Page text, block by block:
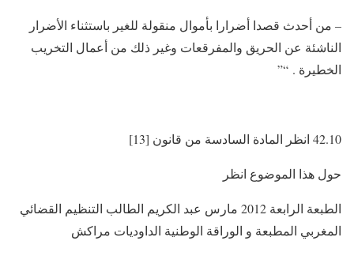
– من أحدث قصدا أضرارا بأموال منقولة للغير باستثناء الأضرار
الناشئة عن الحريق والمفرقعات وغير ذلك من أعمال التخريب
الخطيرة . “”
42.10 انظر المادة السادسة من قانون [13]
حول هذا الموضوع انظر
الطبعة الرابعة 2012 مارس عبد الكريم الطالب التنظيم القضائي
المغربي المطبعة و الوراقة الوطنية الداوديات مراكش